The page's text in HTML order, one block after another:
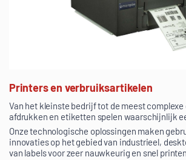
Printers en verbruiksartikelen
Van het kleinste bedrijf tot de meest
afdrukken en etiketten spelen waarschijnlijk
Onze technologische oplossingen maken
innovaties op het gebied van industrieel,
van labels voor zeer nauwkeurig en snel